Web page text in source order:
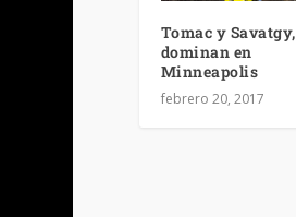
Tomac y Savatgy,
dominan en
Minneapolis
febrero 20, 2017